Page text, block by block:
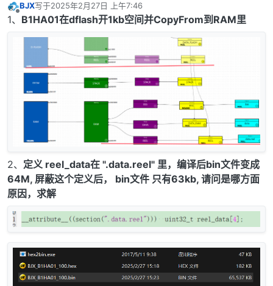
离线
BJX写于2025年2月27日 上午7:46
最后由 编辑
1、 B1HA01在dflash开1kb空间并CopyFrom到RAM里
2、 定义 reel_data在 ".data.reel" 里，编译后bin文件变成
64M, 屏蔽这个定义后， bin文件 只有63kb, 请问是哪方面
原因，求解